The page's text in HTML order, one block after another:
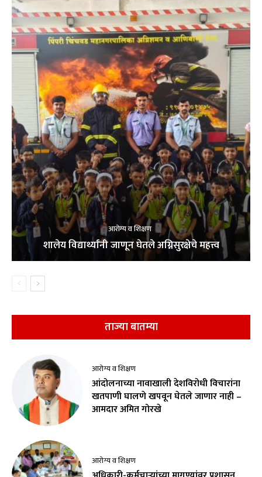
आरोग्य व शिक्षण
शालेय विद्यार्थ्यांनी जाणून घेतले अग्निसुरक्षेचे महत्त्व
ताज्या बातम्या
आरोग्य व शिक्षण
आंदोलनाच्या नावाखाली देशविरोधी विचारांना
खतपाणी घालणे खपवून घेतले जाणार नाही –
आमदार अमित गोरखे
आरोग्य व शिक्षण